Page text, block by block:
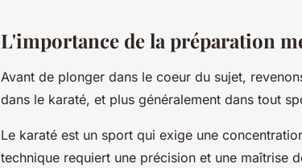
L'importance de la préparation
Avant de plonger dans le coeur du sujet,
dans le karaté, et plus généralement dans tout
Le karaté est un sport qui exige une
technique requiert une précision et une maîtrise